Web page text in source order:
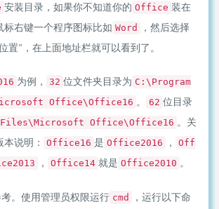
安装目录，如果你不知道你的 Office 装在
标右键一个程序图标比如 Word
，然后选择
置”，在上面地址栏就可以看到了。
为例， 32 位文件夹目录为 C:\Program
Office\Office16 。 62 位目录
Files\Microsoft Office\Office16 。关
说明：
Office16 是 Office2016 ，
Off
， Office14 就是 Office2010 。
。使用管理员权限运行 cmd
，运行以下命